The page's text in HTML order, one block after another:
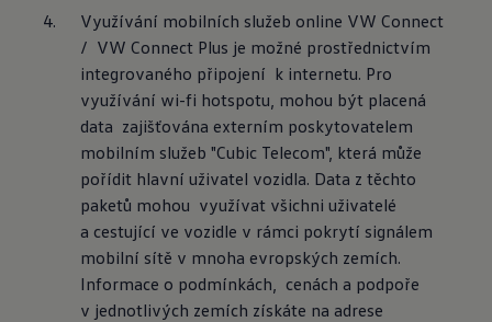
Využívání mobilních služeb online VW Connect
/  VW Connect Plus je možné prostřednictvím
integrovaného připojení  k internetu. Pro
využívání wi-fi hotspotu, mohou být placená
data  zajišťována externím poskytovatelem
mobilním služeb "Cubic Telecom", která může
pořídit hlavní uživatel vozidla. Data z těchto
paketů mohou  využívat všichni uživatelé
a cestující ve vozidle v rámci pokrytí signálem
mobilní sítě v mnoha evropských zemích.
Informace o podmínkách,  cenách a podpoře
v jednotlivých zemích získáte na adrese